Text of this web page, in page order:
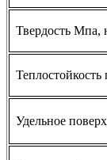
Твердость Мпа,
Удельное